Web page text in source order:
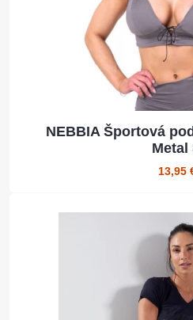
NEBBIA Športová
Metal
13,95